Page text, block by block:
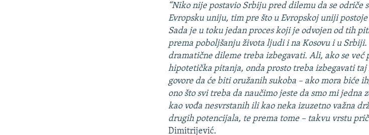
“Niko nije postavio Srbiju pred dilemu da se odriče
Evropsku uniju, tim pre što u Evropskoj uniji
Sada je u toku jedan proces koji je odvojen od tih
prema poboljšanju života ljudi i na Kosovu i u
dramatične dileme treba izbegavati. Ali, ako se već
hipotetička pitanja, onda prosto treba izbegavati taj
govore da će biti oružanih sukoba – ako mora biće
ono što svi treba da naučimo jeste da smo mi jedna
kao vođa nesvrstanih ili kao neka izuzetno važna
drugih potencijala, te prema tome – takvu vrstu
Dimitrijević.